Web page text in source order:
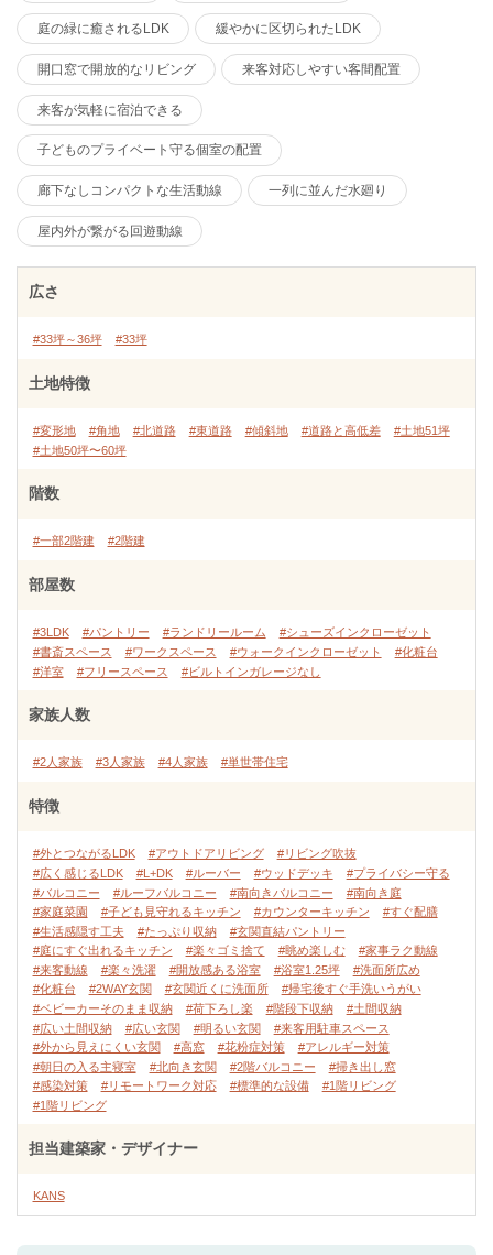
庭の緑に癒されるLDK 緩やかに区切られたLDK
開口窓で開放的なリビング 来客対応しやすい客間配置
来客が気軽に宿泊できる
子どものプライベート守る個室の配置
廊下なしコンパクトな生活動線 一列に並んだ水廻り
屋内外が繋がる回遊動線
広さ
#33坪～36坪 #33坪
土地特徴
#変形地 #角地 #北道路 #東道路 #傾斜地 #道路と高低差
#土地51坪
#土地50坪〜60坪
階数
#一部2階建 #2階建
部屋数
#3LDK #パントリー #ランドリールーム
#シューズインクローゼット
#書斎スペース
#ワークスペース #ウォークインクローゼット
#化粧台
#洋室
#フリースペース #ビルトインガレージなし
家族人数
#2人家族 #3人家族 #4人家族 #単世帯住宅
特徴
#外とつながるLDK #アウトドアリビング
#リビング吹抜
#広く感じるLDK
#L+DK #ルーバー #ウッドデッキ
#プライバシー守る
#バルコニー
#ルーフバルコニー #南向きバルコニー
#南向き庭
#家庭菜園
#子ども見守れるキッチン #カウンターキッチン
#すぐ配膳
#生活感隠す工夫
#たっぷり収納
#玄関直結パントリー
#庭にすぐ出れるキッチン
#楽々ゴミ捨て #眺め楽しむ
#家事ラク動線
#来客動線
#楽々洗濯 #開放感ある浴室 #浴室1.25坪
#洗面所広め
#化粧台
#2WAY玄関 #玄関近くに洗面所
#帰宅後すぐ手洗いうがい
#ベビーカーそのまま収納
#荷下ろし楽 #階段下収納
#土間収納
#広い土間収納
#広い玄関 #明るい玄関
#来客用駐車スペース
#外から見えにくい玄関
#高窓 #花粉症対策
#アレルギー対策
#朝日の入る主寝室
#北向き玄関 #2階バルコニー
#掃き出し窓
#感染対策
#リモートワーク対応 #標準的な設備
#1階リビング
#1階リビング
担当建築家・デザイナー
KANS